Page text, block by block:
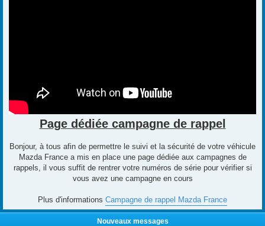
Page dédiée campagne de rappel
Bonjour, à tous afin de permettre le suivi et la sécurité de votre véhicule
Mazda France a mis en place une page dédiée aux campagnes de
rappels, il vous suffit de rentrer votre numéros de série pour vérifier si
vous avez une campagne en cours
Plus d'informations Campagne de rappel Mazda France
Nouveaux messages